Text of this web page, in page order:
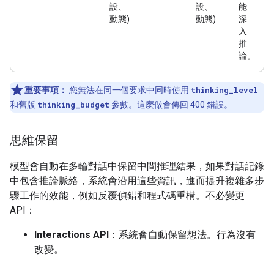
設、
動態)
設、
動態)
能
深
入
推
論。
重要事項： 您無法在同一個要求中同時使用 thinking_level
和舊版 thinking_budget 參數。這麼做會傳回 400 錯誤。
思維保留
模型會自動在多輪對話中保留中間推理結果，如果對話記錄
中包含推論脈絡，系統會沿用這些資訊，進而提升複雜多步
驟工作的效能，例如反覆偵錯和程式碼重構。不必變更
API：
Interactions API ：系統會自動保留想法。行為沒有
改變。